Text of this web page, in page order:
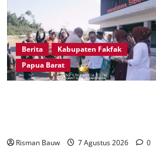
Berita
Kabupaten Fakfak
Papua Barat
Risman Bauw 7 Agustus 2026 0